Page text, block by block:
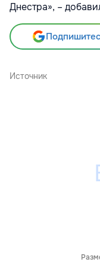
Днестра», –
Источник